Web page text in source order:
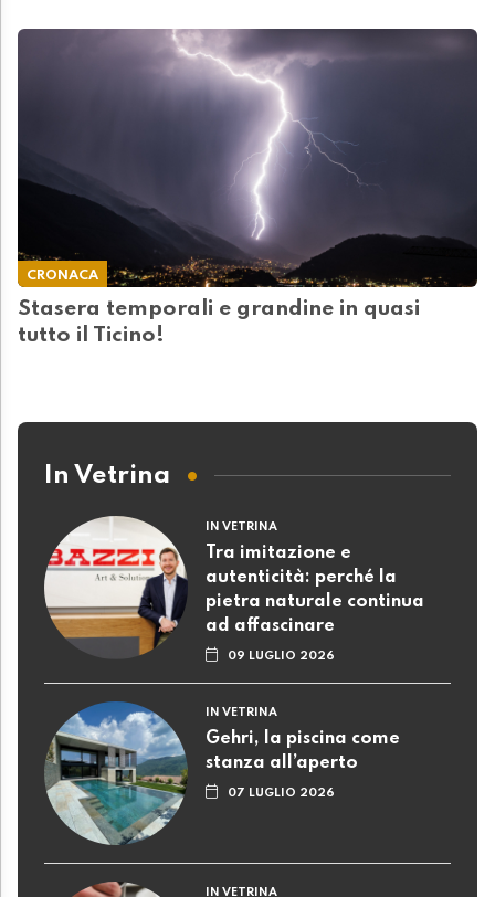
CRONACA
Stasera temporali e grandine in quasi
tutto il Ticino!
In Vetrina
IN VETRINA
Tra imitazione e
autenticità: perché la
pietra naturale continua
ad affascinare
09 LUGLIO 2026
IN VETRINA
Gehri, la piscina come
stanza all’aperto
07 LUGLIO 2026
IN VETRINA